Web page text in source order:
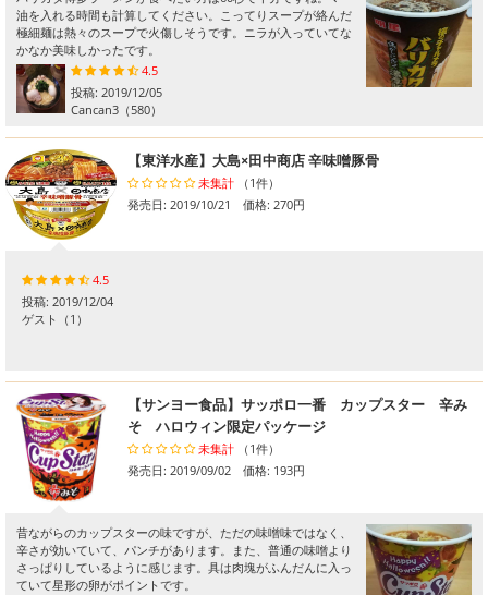
油を入れる時間も計算してください。こってりスープが絡んだ
極細麺は熱々のスープで火傷しそうです。ニラが入っていてな
かなか美味しかったです。
4.5
投稿: 2019/12/05
Cancan3 （580）
【東洋水産】大島×田中商店 辛味噌豚骨
未集計 （1件）
発売日: 2019/10/21 価格: 270円
4.5
投稿: 2019/12/04
ゲスト （1）
【サンヨー食品】サッポロ一番 カップスター 辛み
そ ハロウィン限定パッケージ
未集計 （1件）
発売日: 2019/09/02 価格: 193円
昔ながらのカップスターの味ですが、ただの味噌味ではなく、
辛さが効いていて、パンチがあります。また、普通の味噌より
さっぱりしているように感じます。具は肉塊がふんだんに入っ
ていて星形の卵がポイントです。